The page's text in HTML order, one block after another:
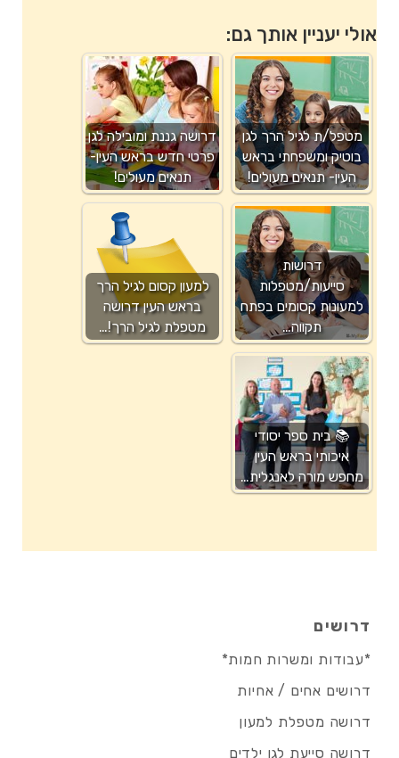
אולי יעניין אותך גם:
מטפל/ת לגיל הרך לגן
בוטיק ומשפחתי בראש
העין- תנאים מעולים!
דרושה גננת ומובילה לגן
פרטי חדש בראש העין-
תנאים מעולים!
דרושות
סייעות/מטפלות
למעונות קסומים בפתח
תקווה…
למעון קסום לגיל הרך
בראש העין דרושה
מטפלת לגיל הרך!…
📚 בית ספר יסודי
איכותי בראש העין
מחפש מורה לאנגלית…
דרושים
*עבודות ומשרות חמות*
דרושים אחים / אחיות
דרושה מטפלת למעון
דרושה סייעת לגן ילדים